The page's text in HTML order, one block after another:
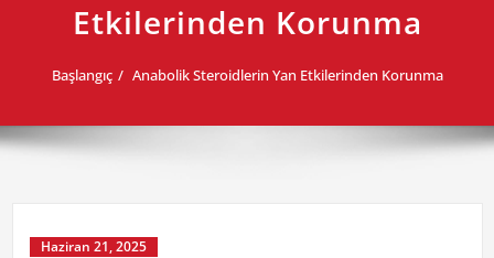
Etkilerinden Korunma
Başlangıç Anabolik Steroidlerin Yan Etkilerinden Korunma
Haziran 21, 2025